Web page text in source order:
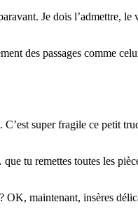
Je dois l’admettre,
des passages comme
super fragile ce petit
tu remettes toutes les
maintenant, insères